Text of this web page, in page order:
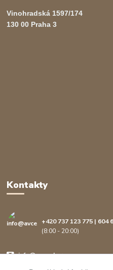
Vinohradská 1597/174
130 00 Praha 3
Kontakty
+420 737 123 775 | 604
(8:00 - 20:00)
info@avcenter.cz